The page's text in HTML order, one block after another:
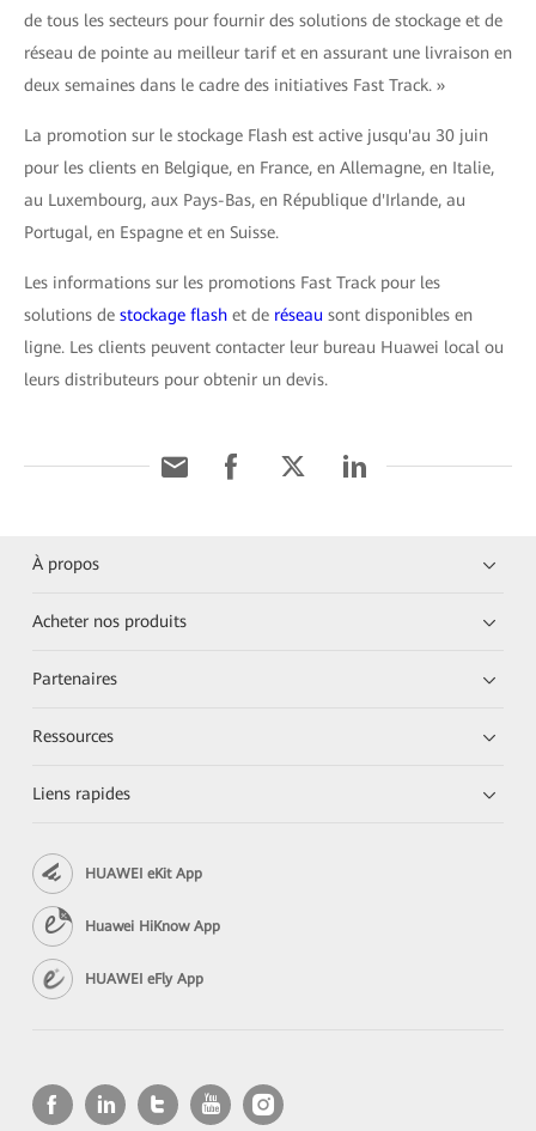
de tous les secteurs pour fournir des solutions de stockage et de
réseau de pointe au meilleur tarif et en assurant une livraison en
deux semaines dans le cadre des initiatives Fast Track. »
La promotion sur le stockage Flash est active jusqu'au 30 juin
pour les clients en Belgique, en France, en Allemagne, en Italie,
au Luxembourg, aux Pays-Bas, en République d'Irlande, au
Portugal, en Espagne et en Suisse.
Les informations sur les promotions Fast Track pour les
solutions de stockage flash et de réseau sont disponibles en
ligne. Les clients peuvent contacter leur bureau Huawei local ou
leurs distributeurs pour obtenir un devis.
À propos
Acheter nos produits
Partenaires
Ressources
Liens rapides
HUAWEI eKit App
Huawei HiKnow App
HUAWEI eFly App